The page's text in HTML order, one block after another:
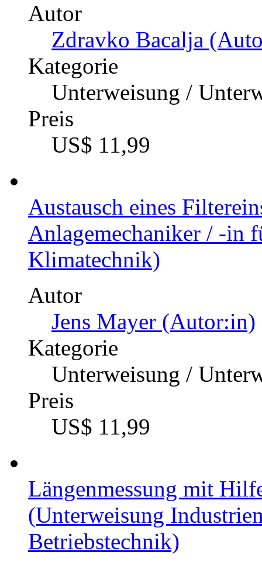
Autor
Zdravko Bacalja
Kategorie
Unterweisung /
Preis
US$ 11,99
Austausch eines
Anlagemechaniker / -in
Klimatechnik)
Autor
Jens Mayer (Autor:in)
Kategorie
Unterweisung /
Preis
US$ 11,99
Längenmessung mit
(Unterweisung
Betriebstechnik)